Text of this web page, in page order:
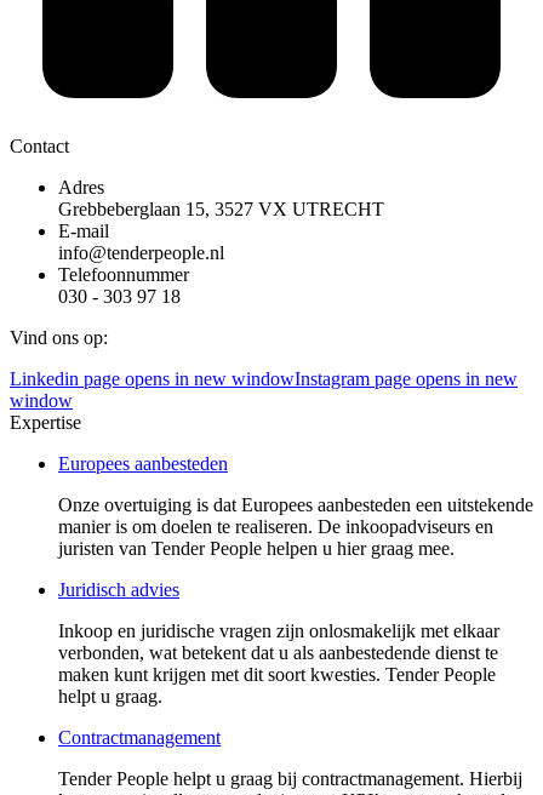
Contact
Adres
Grebbeberglaan 15, 3527 VX UTRECHT
E-mail
info@tenderpeople.nl
Telefoonnummer
030 - 303 97 18
Vind ons op:
Linkedin page opens in new windowInstagram page opens in new
window
Expertise
Europees aanbesteden
Onze overtuiging is dat Europees aanbesteden een uitstekende
manier is om doelen te realiseren. De inkoopadviseurs en
juristen van Tender People helpen u hier graag mee.
Juridisch advies
Inkoop en juridische vragen zijn onlosmakelijk met elkaar
verbonden, wat betekent dat u als aanbestedende dienst te
maken kunt krijgen met dit soort kwesties. Tender People
helpt u graag.
Contractmanagement
Tender People helpt u graag bij contractmanagement. Hierbij